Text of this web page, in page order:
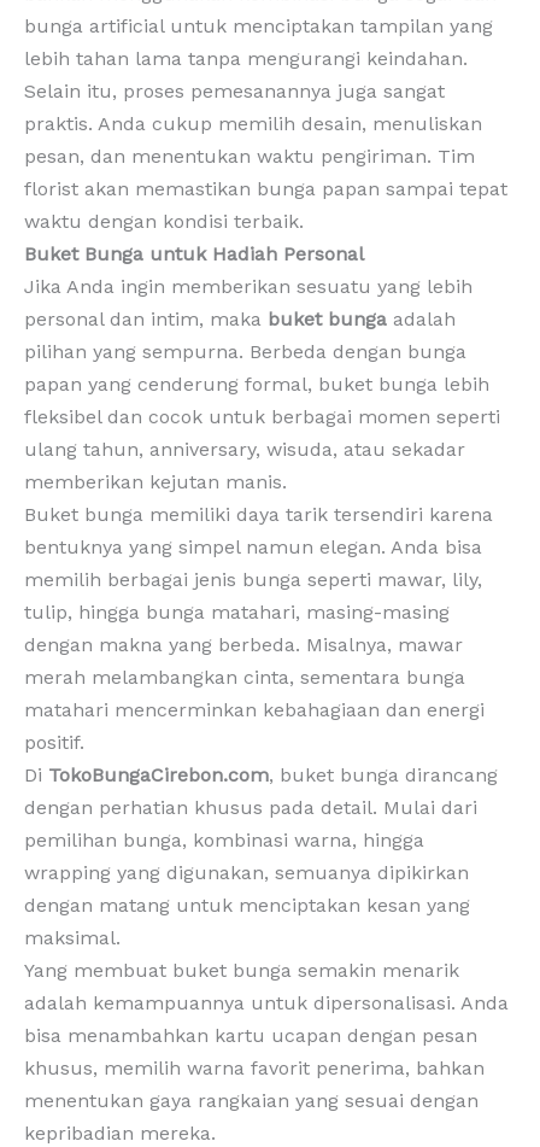
bunga artificial untuk menciptakan tampilan yang
lebih tahan lama tanpa mengurangi keindahan.
Selain itu, proses pemesanannya juga sangat
praktis. Anda cukup memilih desain, menuliskan
pesan, dan menentukan waktu pengiriman. Tim
florist akan memastikan bunga papan sampai tepat
waktu dengan kondisi terbaik.
Buket Bunga untuk Hadiah Personal
Jika Anda ingin memberikan sesuatu yang lebih
personal dan intim, maka buket bunga adalah
pilihan yang sempurna. Berbeda dengan bunga
papan yang cenderung formal, buket bunga lebih
fleksibel dan cocok untuk berbagai momen seperti
ulang tahun, anniversary, wisuda, atau sekadar
memberikan kejutan manis.
Buket bunga memiliki daya tarik tersendiri karena
bentuknya yang simpel namun elegan. Anda bisa
memilih berbagai jenis bunga seperti mawar, lily,
tulip, hingga bunga matahari, masing-masing
dengan makna yang berbeda. Misalnya, mawar
merah melambangkan cinta, sementara bunga
matahari mencerminkan kebahagiaan dan energi
positif.
Di TokoBungaCirebon.com, buket bunga dirancang
dengan perhatian khusus pada detail. Mulai dari
pemilihan bunga, kombinasi warna, hingga
wrapping yang digunakan, semuanya dipikirkan
dengan matang untuk menciptakan kesan yang
maksimal.
Yang membuat buket bunga semakin menarik
adalah kemampuannya untuk dipersonalisasi. Anda
bisa menambahkan kartu ucapan dengan pesan
khusus, memilih warna favorit penerima, bahkan
menentukan gaya rangkaian yang sesuai dengan
kepribadian mereka.